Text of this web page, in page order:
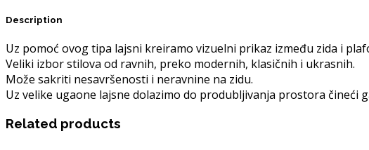
Description
Uz pomoć ovog tipa lajsni kreiramo vizuelni prikaz između zida i
Veliki izbor stilova od ravnih, preko modernih, klasičnih i ukrasnih.
Može sakriti nesavršenosti i neravnine na zidu.
Uz velike ugaone lajsne dolazimo do produbljivanja prostora čineći
Related products